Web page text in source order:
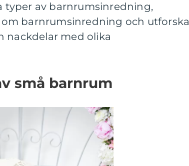
typer av barnrumsinredning,
barnrumsinredning och utforska
nackdelar med olika
små barnrum